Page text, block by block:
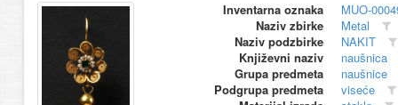
Inventarna oznaka
MUO-
Naziv zbirke
Metal
Naziv podzbirke
NAKIT
Književni naziv
naušnica
Grupa predmeta
naušnice
Podgrupa predmeta
viseće